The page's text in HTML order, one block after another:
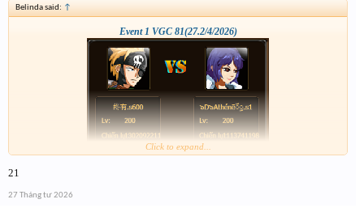
Belinda said: ↑
Event 1 VGC 81(27.2/4/2026)
Click to expand...
21
27 Tháng tư 2026